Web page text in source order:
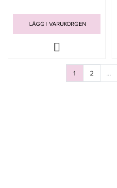
LÄGG I VARUKORGEN
Sida
1av 8 Sida
2av 8 …